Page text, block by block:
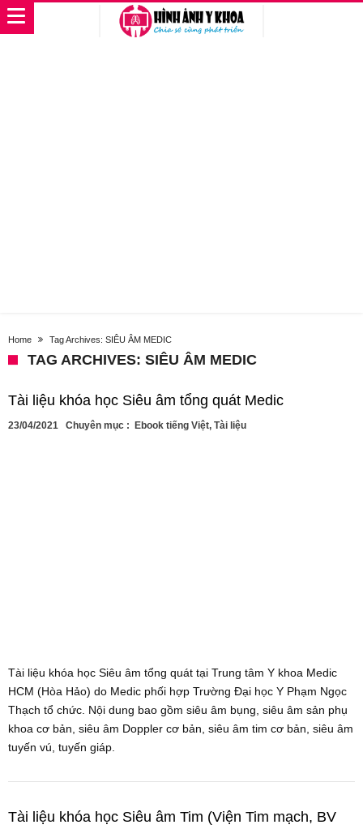
Home Tag Archives: SIÊU ÂM MEDIC
TAG ARCHIVES: SIÊU ÂM MEDIC
Tài liệu khóa học Siêu âm tổng quát Medic
23/04/2021 Chuyên mục : Ebook tiếng Việt, Tài liệu
Tài liệu khóa học Siêu âm tổng quát tại Trung tâm Y khoa Medic
HCM (Hòa Hảo) do Medic phối hợp Trường Đại học Y Phạm Ngọc
Thạch tổ chức. Nội dung bao gồm siêu âm bụng, siêu âm sản phụ
khoa cơ bản, siêu âm Doppler cơ bản, siêu âm tim cơ bản, siêu âm
tuyến vú, tuyến giáp.
Tài liệu khóa học Siêu âm Tim (Viện Tim mạch, BV